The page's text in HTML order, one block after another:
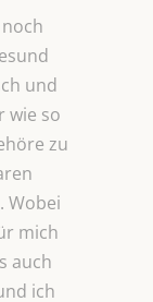
und
wie so
zu
Wobei
mich
auch
ich